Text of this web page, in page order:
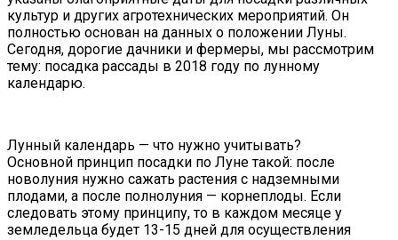
культур и других агротехнических мероприятий. Он
полностью основан на данных о положении Луны.
Сегодня, дорогие дачники и фермеры, мы рассмотрим
тему: посадка рассады в 2018 году по лунному
календарю.
Лунный календарь — что нужно учитывать?
Основной принцип посадки по Луне такой: после
новолуния нужно сажать растения с надземными
плодами, а после полнолуния — корнеплоды. Если
следовать этому принципу, то в каждом месяце у
земледельца будет 13-15 дней для осуществления